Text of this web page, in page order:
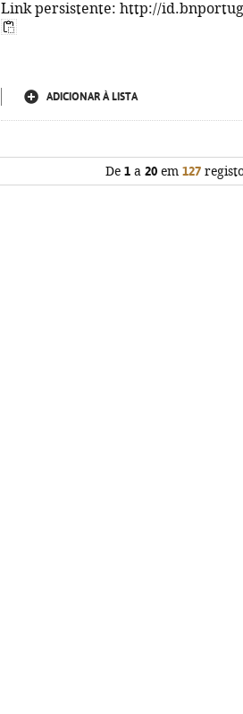
Link persistente: http://
ADICIONAR À LISTA
De 1 a 20 em 127